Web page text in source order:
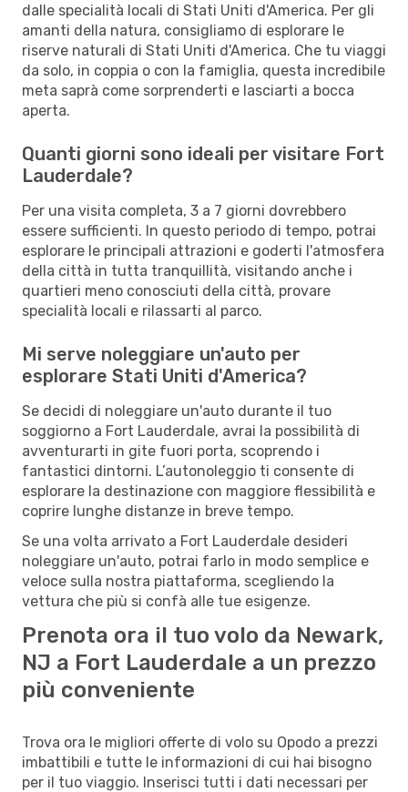
dalle specialità locali di Stati Uniti d'America. Per gli
amanti della natura, consigliamo di esplorare le
riserve naturali di Stati Uniti d'America. Che tu viaggi
da solo, in coppia o con la famiglia, questa incredibile
meta saprà come sorprenderti e lasciarti a bocca
aperta.
Quanti giorni sono ideali per visitare Fort
Lauderdale?
Per una visita completa, 3 a 7 giorni dovrebbero
essere sufficienti. In questo periodo di tempo, potrai
esplorare le principali attrazioni e goderti l'atmosfera
della città in tutta tranquillità, visitando anche i
quartieri meno conosciuti della città, provare
specialità locali e rilassarti al parco.
Mi serve noleggiare un'auto per
esplorare Stati Uniti d'America?
Se decidi di noleggiare un'auto durante il tuo
soggiorno a Fort Lauderdale, avrai la possibilità di
avventurarti in gite fuori porta, scoprendo i
fantastici dintorni. L’autonoleggio ti consente di
esplorare la destinazione con maggiore flessibilità e
coprire lunghe distanze in breve tempo.
Se una volta arrivato a Fort Lauderdale desideri
noleggiare un'auto, potrai farlo in modo semplice e
veloce sulla nostra piattaforma, scegliendo la
vettura che più si confà alle tue esigenze.
Prenota ora il tuo volo da Newark,
NJ a Fort Lauderdale a un prezzo
più conveniente
Trova ora le migliori offerte di volo su Opodo a prezzi
imbattibili e tutte le informazioni di cui hai bisogno
per il tuo viaggio. Inserisci tutti i dati necessari per